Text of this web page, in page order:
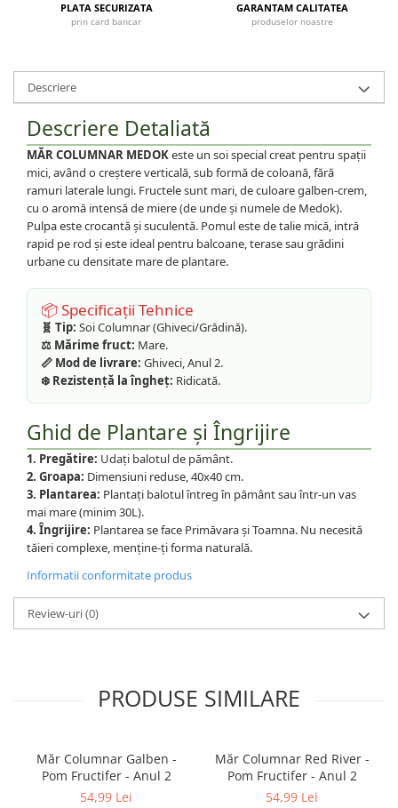
PLATA SECURIZATA
prin card bancar
GARANTAM CALITATEA
produselor noastre
Descriere
Descriere Detaliată
MĂR COLUMNAR MEDOKeste un soi special creat pentru spații
mici, având o creștere verticală, sub formă de coloană, fără
ramuri laterale lungi. Fructele sunt mari, de culoare galben-crem,
cu o aromă intensă de miere (de unde și numele de Medok).
Pulpa este crocantă și suculentă. Pomul este de talie mică, intră
rapid pe rod și este ideal pentru balcoane, terase sau grădini
urbane cu densitate mare de plantare.
📦 Specificații Tehnice
🧬 Tip: Soi Columnar (Ghiveci/Grădină).
⚖️ Mărime fruct: Mare.
📏 Mod de livrare: Ghiveci, Anul 2.
❄️ Rezistență la îngheț: Ridicată.
Ghid de Plantare și Îngrijire
1. Pregătire: Udați balotul de pământ.
2. Groapa: Dimensiuni reduse, 40x40 cm.
3. Plantarea: Plantați balotul întreg în pământ sau într-un vas
mai mare (minim 30L).
4. Îngrijire: Plantarea se face Primăvara și Toamna. Nu necesită
tăieri complexe, menține-ți forma naturală.
Informatii conformitate produs
Review-uri(0)
PRODUSE SIMILARE
Măr Columnar Galben -
Pom Fructifer - Anul 2
54,99 Lei
Măr Columnar Red River -
Pom Fructifer - Anul 2
54,99 Lei